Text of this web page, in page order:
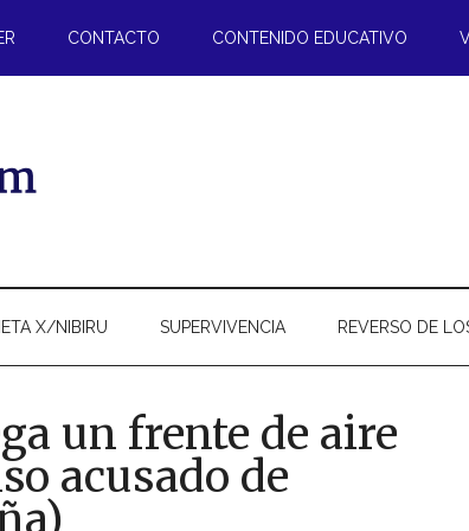
CONTACTO CONTENIDO EDUCATIVO
X/NIBIRU SUPERVIVENCIA REVERSO DE
un frente de aire
acusado de